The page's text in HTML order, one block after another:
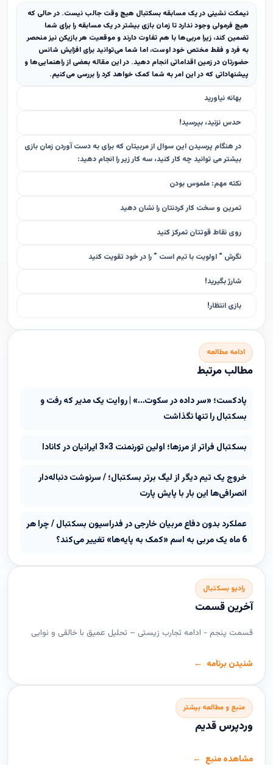
نیمکت نشینی در یک مسابقه بسکتبال هیچ وقت جالب نیست. در حالی که
هیچ فرمولی وجود ندارد تا زمان بازی بیشتر در یک مسابقه را برای شما
تضمین کند، زیرا مربی‌ها با هم تفاوت دارند و موقعیت هر بازیکن نیز منحصر
به فرد و فقط مختص خود اوست، اما شما می‌توانید برای افزایش شانس
حضورتان در زمین اقداماتی انجام دهید. در این مقاله بعضی از راهنمایی‌ها و
پیشنهاداتی که در این امر به شما کمک خواهد کرد را بررسی می‌کنیم.
بهانه نیاورید
حدس نزنید، بپرسید!
در هنگام پرسیدن این سوال از مربیتان که برای به دست آوردن زمان بازی
بیشتر می توانید چه کار کنید، سه کار زیر را انجام دهید:
نکته مهم: ملموس بودن
تمرین و سخت کار کردنتان را نشان دهید
روی نقاط قوتتان تمرکز کنید
نگرش “ اولویت با تیم است ” را در خود تقویت کنید
شارژ بگیرید!
بازی انتظار!
ادامه مطالعه
مطالب مرتبط
پادکست؛ «سر داده در سکوت…» | روایت یک مدیر که رفت و
بسکتبال را تنها نگذاشت
بسکتبال فراتر از مرزها؛ اولین تورنمنت 3×3 ایرانیان در کانادا
خروج یک تیم دیگر از لیگ برتر بسکتبال؛ / سرنوشت دنباله‌دار
انصرافی‌ها این بار با پایش پارت
عملکرد بدون دفاع مربیان خارجی در فدراسیون بسکتبال / چرا هر
6 ماه یک مربی به اسم «کمک به پایه‌ها» تغییر می‌کند؟
رادیو بسکتبال
آخرین قسمت
قسمت پنجم - ادامه تجارب زیستی – تحلیل عمیق با خالقی و نوایی
شنیدن برنامه
منبع و مطالعه بیشتر
وردپرس قدیم
مشاهده منبع